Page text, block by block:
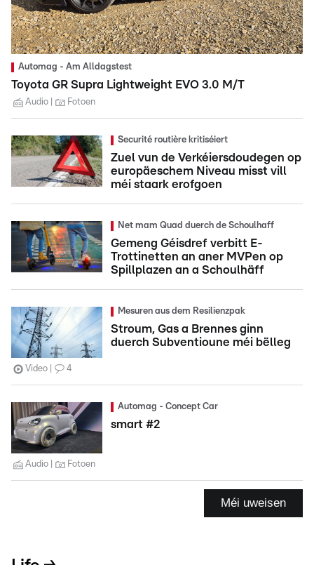
Automag - Am Alldagstest
Toyota GR Supra Lightweight EVO 3.0 M/T
Audio Fotoen
Securité routière kritiséiert
Zuel vun de Verkéiersdoudegen op
europäeschem Niveau misst vill
méi staark erofgoen
Net mam Quad duerch de Schoulhaff
Gemeng Géisdref verbitt E-
Trottinetten an aner MVPen op
Spillplazen an a Schoulhäff
Mesuren aus dem Resilienzpak
Stroum, Gas a Brennes ginn
duerch Subventioune méi bëlleg
Video 4
Automag - Concept Car
smart #2
Audio Fotoen
Méi uweisen